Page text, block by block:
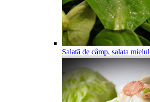
Salată de câmp, salata